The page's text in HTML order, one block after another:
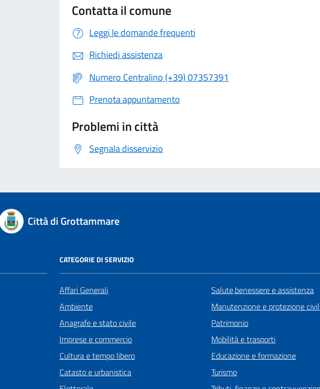
Contatta il comune
Leggi le domande frequenti
Richiedi assistenza
Numero Centralino (+39) 07357391
Prenota appuntamento
Problemi in città
Segnala disservizio
Città di Grottammare
CATEGORIE DI SERVIZIO
Affari Generali
Ambiente
Anagrafe e stato civile
Imprese e commercio
Cultura e tempo libero
Catasto e urbanistica
Salute,benessere e assistenza
Manutenzione e protezione
Patrimonio
Mobilità e trasporti
Educazione e formazione
Turismo